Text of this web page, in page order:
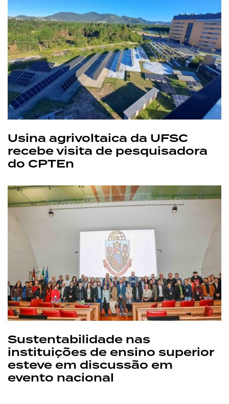
Usina agrivoltaica da UFSC
recebe visita de pesquisadora
do CPTEn
Sustentabilidade nas
instituições de ensino superior
esteve em discussão em
evento nacional